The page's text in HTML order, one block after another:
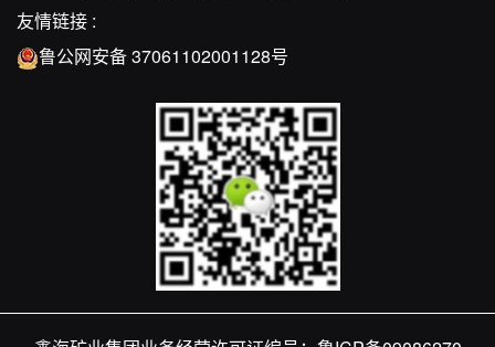
友情链接 :
鲁公网安备 37061102001128号